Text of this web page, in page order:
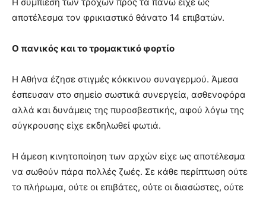
αποτέλεσμα τον φρικιαστικό θάνατο 14 επιβατών.
Ο πανικός και το τρομακτικό φορτίο
Η Αθήνα έζησε στιγμές κόκκινου συναγερμού. Άμεσα
έσπευσαν στο σημείο σωστικά συνεργεία, ασθενοφόρα
αλλά και δυνάμεις της πυροσβεστικής, αφού λόγω της
σύγκρουσης είχε εκδηλωθεί φωτιά.
Η άμεση κινητοποίηση των αρχών είχε ως αποτέλεσμα
να σωθούν πάρα πολλές ζωές. Σε κάθε περίπτωση ούτε
το πλήρωμα, ούτε οι επιβάτες, ούτε οι διασώστες, ούτε